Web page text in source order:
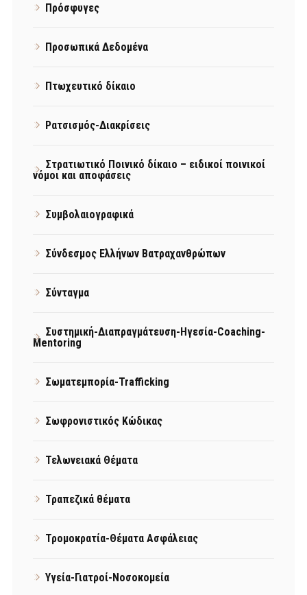
Πρόσφυγες
Προσωπικά Δεδομένα
Πτωχευτικό δίκαιο
Ρατσισμός-Διακρίσεις
Στρατιωτικό Ποινικό δίκαιο – ειδικοί ποινικοί
νόμοι και αποφάσεις
Συμβολαιογραφικά
Σύνδεσμος Ελλήνων Βατραχανθρώπων
Σύνταγμα
Συστημική-Διαπραγμάτευση-Ηγεσία-Coaching-
Mentoring
Σωματεμπορία-Trafficking
Σωφρονιστικός Κώδικας
Τελωνειακά Θέματα
Τραπεζικά θέματα
Τρομοκρατία-Θέματα Ασφάλειας
Υγεία-Γιατροί-Νοσοκομεία